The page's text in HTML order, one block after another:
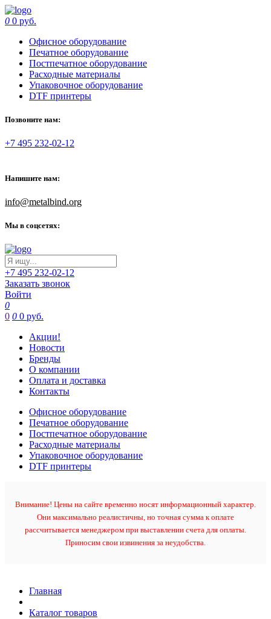
0 0 руб.
Офисное оборудование
Печатное оборудование
Постпечатное оборудование
Расходные материалы
Упаковочное оборудование
DTF принтеры
Позвоните нам:
+7 495 232-02-12
Напишите нам:
info@metalbind.org
Мы в соцсетях:
+7 495 232-02-12
Заказать звонок
Войти
0
0 0 0 руб.
Акции!
Новости
Бренды
О компании
Оплата и доставка
Контакты
Офисное оборудование
Печатное оборудование
Постпечатное оборудование
Расходные материалы
Упаковочное оборудование
DTF принтеры
Внимание! Цены на сайте временно носят информационный характер.
Они максимально реалистичны, но точная сумма к оплате
рассчитывается менеджером при выставлении счета для оплаты.
Приносим свои извинения за неудобства.
Главная
Каталог товаров